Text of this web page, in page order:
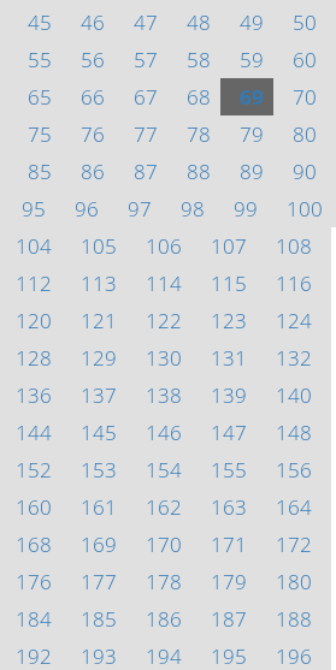
45 46 47 48 49
50
55 56 57 58 59
60
65 66 67 68 69
70
75 76 77 78 79
80
85 86 87 88 89
90
95 96 97 98 99
100
104 105 106 107
108
112 113 114 115
116
120 121 122 123
124
128 129 130 131
132
136 137 138 139
140
144 145 146 147
148
152 153 154 155
156
160 161 162 163
164
168 169 170 171
172
176 177 178 179
180
184 185 186 187
188
192 193 194 195
196